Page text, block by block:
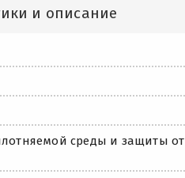
и описание
среды и защиты от